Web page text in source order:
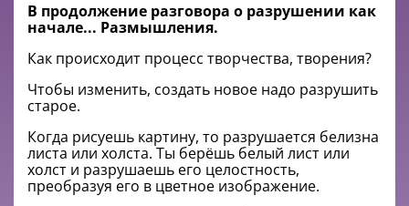
В продолжение разговора о разрушении как
начале... Размышления.
Как происходит процесс творчества, творения?
Чтобы изменить, создать новое надо разрушить
старое.
Когда рисуешь картину, то разрушается белизна
листа или холста. Ты берёшь белый лист или
холст и разрушаешь его целостность,
преобразуя его в цветное изображение.